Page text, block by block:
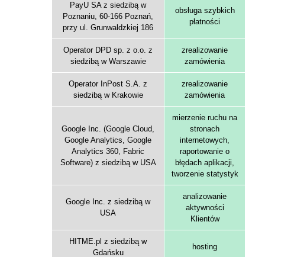
PayU SA z siedzibą w
Poznaniu, 60-166 Poznań,
przy ul. Grunwaldzkiej 186
obsługa szybkich
płatności
Operator DPD sp. z o.o. z
siedzibą w Warszawie
zrealizowanie
zamówienia
Operator InPost S.A. z
siedzibą w Krakowie
zrealizowanie
zamówienia
Google Inc. (Google Cloud,
Google Analytics, Google
Analytics 360, Fabric
Software) z siedzibą w USA
mierzenie ruchu na
stronach
internetowych,
raportowanie o
błędach aplikacji,
tworzenie statystyk
Google Inc. z siedzibą w
USA
analizowanie
aktywności
Klientów
HITME.pl z siedzibą w
Gdańsku
hosting